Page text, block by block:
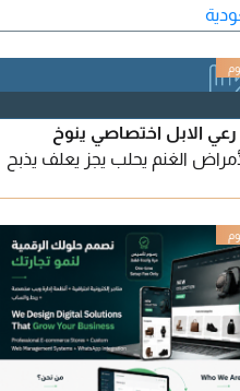
الابل اختصاصي ينوخ
الغنم يحلب يجز يعلف يذبح